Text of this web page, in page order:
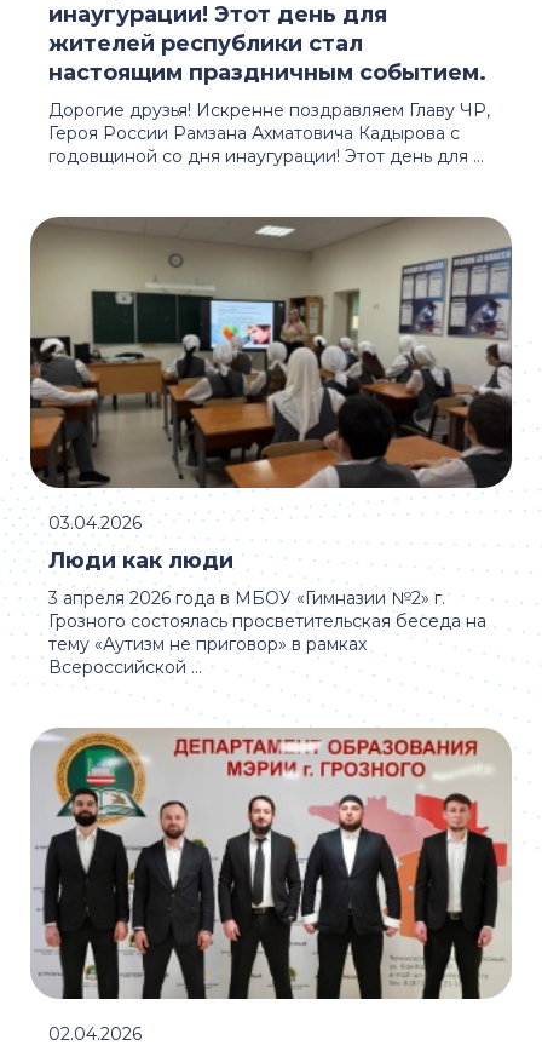
Дорогие друзья! Искренне поздравляем Главу ЧР,
Героя России Рамзана Ахматовича Кадырова с
годовщиной со дня инаугурации! Этот день для ...
инаугурации! Этот день для
жителей республики стал
настоящим праздничным событием.
3 апреля 2026 года в МБОУ «Гимназии №2» г.
Грозного состоялась просветительская беседа на
тему «Аутизм не приговор» в рамках
Всероссийской ...
Люди как люди
03.04.2026
02.04.2026